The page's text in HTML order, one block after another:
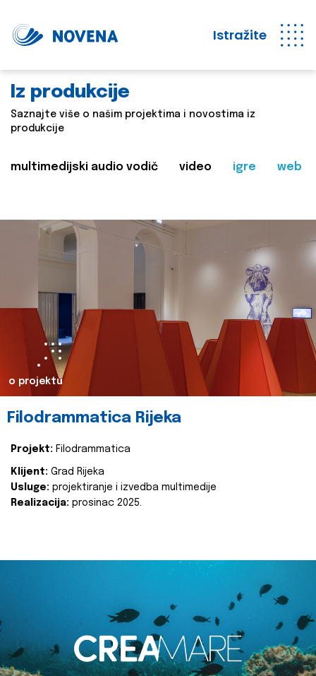
Istražite
Iz produkcije
Saznajte više o našim projektima i novostima iz
produkcije
multimedijski audio vodič video igre web
o projektu
Filodrammatica Rijeka
Projekt: Filodrammatica
Klijent: Grad Rijeka
Usluge: projektiranje i izvedba multimedije
Realizacija: prosinac 2025.